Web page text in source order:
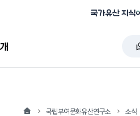
국가유산 지식이음
홈 국립부여문화유산연구소 소식